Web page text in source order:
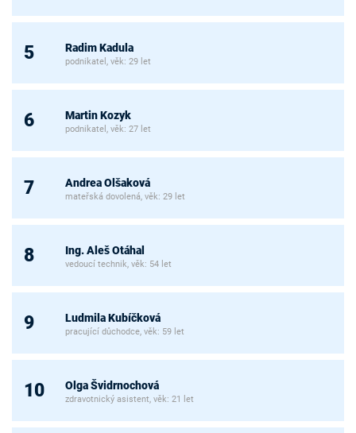
5 Radim Kadula
podnikatel, věk: 29 let
6 Martin Kozyk
podnikatel, věk: 27 let
7 Andrea Olšaková
mateřská dovolená, věk: 29 let
8 Ing. Aleš Otáhal
vedoucí technik, věk: 54 let
9 Ludmila Kubíčková
pracující důchodce, věk: 59 let
10 Olga Švidrnochová
zdravotnický asistent, věk: 21 let